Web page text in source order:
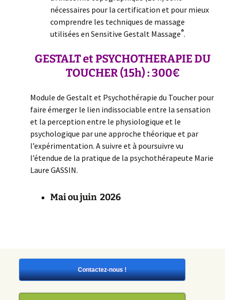
nécessaires pour la certification et pour mieux
comprendre les techniques de massage
utilisées en Sensitive Gestalt Massage®.
GESTALT et PSYCHOTHERAPIEDU
TOUCHER(15h) :300€
Module de Gestalt et Psychothérapie du Toucher pour
faire émerger le lien indissociable entre la sensation
et la perception entre le physiologique et le
psychologique par une approche théorique et par
l’expérimentation. A suivre et à poursuivre vu
l’étendue de la pratique de la psychothérapeute Marie
Laure GASSIN.
Mai ou juin 2026
Contactez-nous !